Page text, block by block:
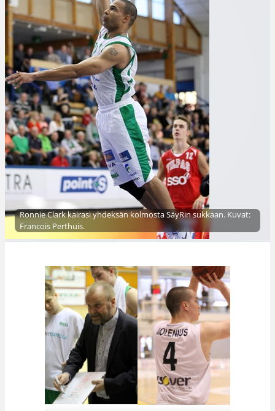
Ronnie Clark kairasi yhdeksän kolmosta SäyRin sukkaan. Kuvat:
Francois Perthuis.